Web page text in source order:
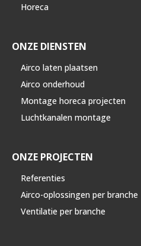
Horeca
ONZE DIENSTEN
Airco laten plaatsen
Airco onderhoud
Montage horeca projecten
Luchtkanalen montage
ONZE PROJECTEN
Referenties
Airco-oplossingen per branche
Ventilatie per branche